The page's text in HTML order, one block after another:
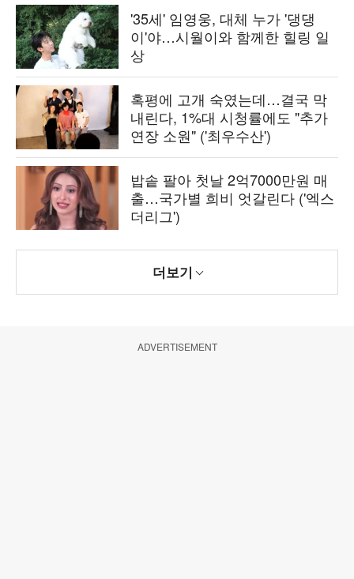
'35세' 임영웅, 대체 누가 '댕댕
이'야…시월이와 함께한 힐링 일
상
혹평에 고개 숙였는데…결국 막
내린다, 1%대 시청률에도 "추가
연장 소원" ('최우수산')
밥솥 팔아 첫날 2억7000만원 매
출…국가별 희비 엇갈린다 ('엑스
더리그')
더보기
ADVERTISEMENT